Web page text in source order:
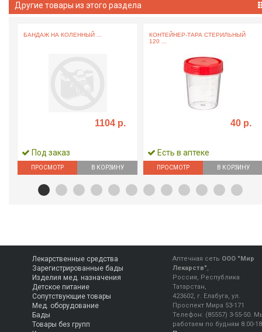
Другие товары из этого раздела
БАНДАЖ НА КОЛЕННЫЙ ...
1104 р.
Под заказ
ПРОСМОТР В КОРЗИНУ
КОНТЕЙНЕР-ТАРА СТЕРИЛЬНЫЙ
120 ...
40 р.
Есть в аптеке
ПРОСМОТР В КОРЗИНУ
Лекарственные средства
Зарегистрированные бады
Изделия мед. назначения
Детское питание
Сопутствующие товары
Мед. оборудование
Бады
Товары без групп
Аптечная сеть ООО "Мир
Лекарств",
Россия, Республика
Татарстан,
423602, г. Елабуга, ул.
Проспект Мира 53-171
Телефон: (85557) 3-55-50.
работаем по будням 8.00-